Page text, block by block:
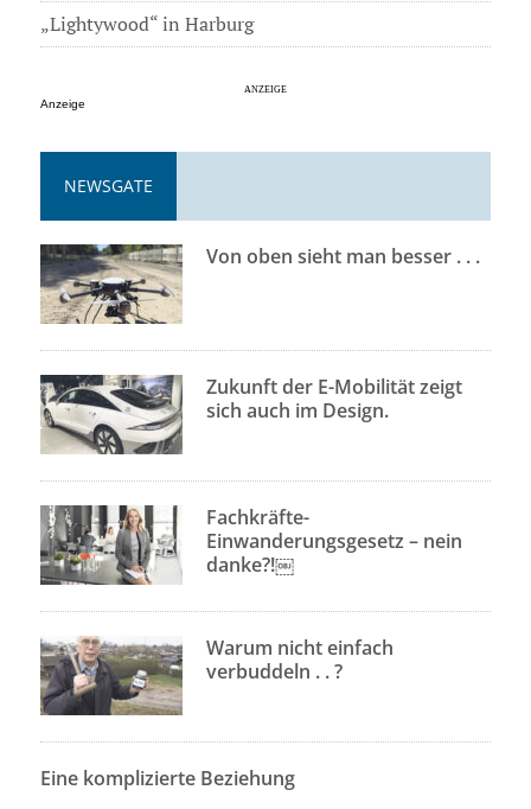
„Lightywood“ in Harburg
Anzeige
NEWSGATE
Von oben sieht man besser . . .
Zukunft der E-Mobilität zeigt
sich auch im Design.
Fachkräfte-
Einwanderungsgesetz – nein
danke?!￼
Warum nicht einfach
verbuddeln . . ?
Eine komplizierte Beziehung